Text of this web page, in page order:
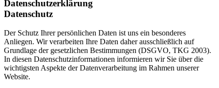
Datenschutzerklärung
Datenschutz
Der Schutz Ihrer persönlichen Daten ist uns ein besonderes
Anliegen. Wir verarbeiten Ihre Daten daher ausschließlich auf
Grundlage der gesetzlichen Bestimmungen (DSGVO, TKG 2003).
In diesen Datenschutzinformationen informieren wir Sie über die
wichtigsten Aspekte der Datenverarbeitung im Rahmen unserer
Website.